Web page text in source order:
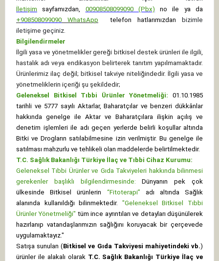
İletişim
sayfamızdan, 00908508099090 (Pbx) no ile ya da
+908508099090 WhatsApp telefon hatlarımızdan bizimle
iletişime geçiniz.
Bilgilendirmeler
İlgili yasa ve yönetmelikler gereği bitkisel destek ürünleri ile ilgili,
hastalık adı veya endikasyon belirterek tanıtım yapılmamaktadır.
Ürünlerimiz ilaç değil; bitkisel takviye niteliğindedir. İlgili yasa ve
yönetmeliklerin içeriği şu şekildedir;
Geleneksel Bitkisel Tıbbi Ürünler Yönetmeliği: 01.10.1985
tarihli ve 5777 sayılı Aktarlar, Baharatçılar ve benzeri dükkânlar
hakkında genelge ile Aktar ve Baharatçılara ilişkin açılış ve
denetim işlemleri ile adı geçen yerlerde belirli koşullar altında
Bitki ve Drogların satılabilmesine izin verilmiştir. Bu genelge ile
satılması mahzurlu ve tehlikeli olan maddelerde belirtilmektedir.
T.C. Sağlık Bakanlığı Türkiye İlaç ve Tıbbi Cihaz Kurumu:
Geleneksel Tıbbi Ürünler ve Gıda Takviyeleri hakkında bilinmesi
gerekenler başlıklı bilgilendirmesinde:
Dünyanın pek çok
ülkesinde Bitkisel ürünlerin “Fitoterapi” adı altında Sağlık
alanında kullanıldığı bilinmektedir. "Geleneksel Bitkisel Tıbbi
Ürünler Yönetmeliği" tüm ince ayrıntıları ve detayları düşünülerek
hazırlanıp vatandaşlarımızın sağlığını koruyacak bir çerçevede
uygulamaktayız."
Satışa sunulan (Bitkisel ve Gıda Takviyesi mahiyetindeki vb.)
ürünler ile alakalı olarak T.C. Sağlık Bakanlığı Türkiye İlaç ve